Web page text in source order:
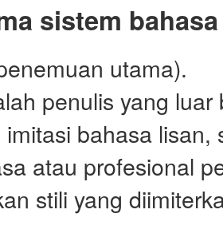
sistem
utama).
penulis yang
bahasa
atau profesional
stili yang